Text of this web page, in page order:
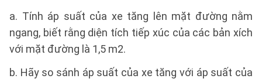
a. Tính áp suất của xe tăng lên mặt đường nằm
ngang, biết rằng diện tích tiếp xúc của các bản xích
với mặt đường là 1,5 m2.
b. Hãy so sánh áp suất của xe tăng với áp suất của